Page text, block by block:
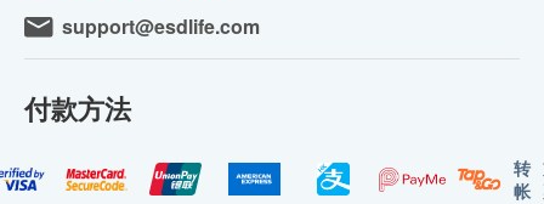
support@esdlife.com
付款方法
转
帐